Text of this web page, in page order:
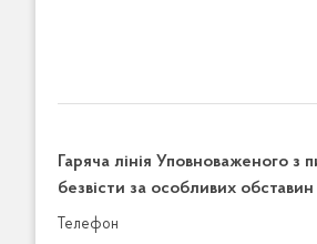
Гаряча лінія Уповноваженого з
безвісти за особливих обставин
Телефон